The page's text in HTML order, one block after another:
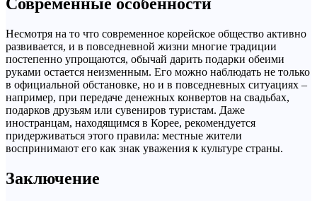
Несмотря на то что современное корейское общество активно
развивается, и в повседневной жизни многие традиции
постепенно упрощаются, обычай дарить подарки обеими
руками остается неизменным. Его можно наблюдать не только
в официальной обстановке, но и в повседневных ситуациях –
например, при передаче денежных конвертов на свадьбах,
подарков друзьям или сувениров туристам. Даже
иностранцам, находящимся в Корее, рекомендуется
придерживаться этого правила: местные жители
воспринимают его как знак уважения к культуре страны.
Заключение